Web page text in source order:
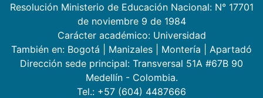
Resolución Ministerio de Educación Nacional: N° 17701
de noviembre 9 de 1984
Carácter académico: Universidad
También en: Bogotá Manizales Montería
Apartadó
Dirección sede principal: Transversal 51A #67B 90
Medellín - Colombia.
Tel.: +57 (604) 4487666